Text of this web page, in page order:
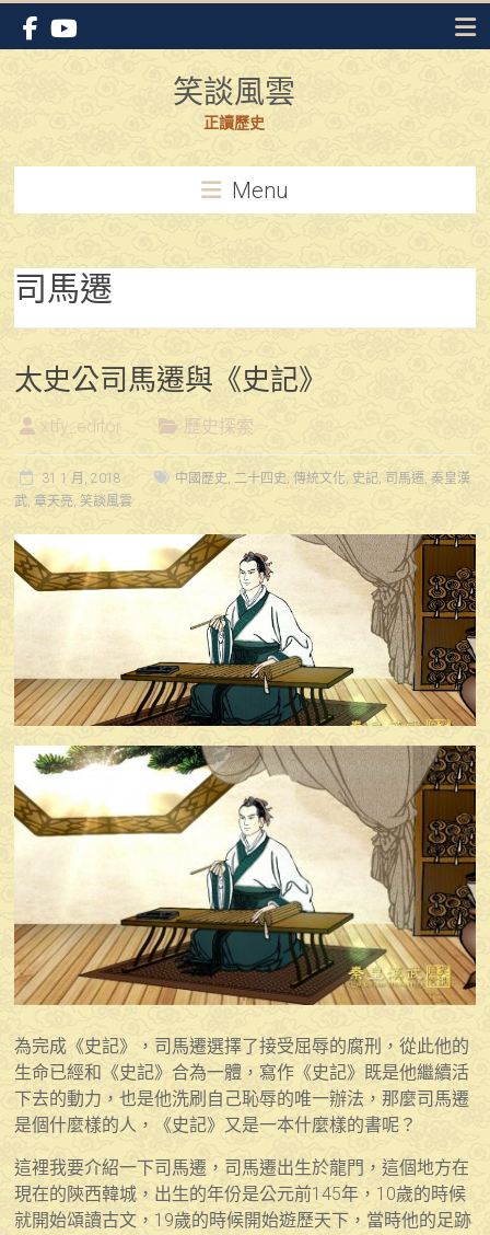
Skip
content
笑談風雲
正讀歷史
Menu
司馬遷
太史公司馬遷與《史記》
xtfy_editor 歷史探索
31 1 月, 2018 中國歷史,二十四史,傳統文化, 史記, 司馬遷,秦皇漢
武,章天亮, 笑談風雲
為完成《史記》，司馬遷選擇了接受屈辱的腐刑，從此他的
生命已經和《史記》合為一體，寫作《史記》既是他繼續活
下去的動力，也是他洗刷自己恥辱的唯一辦法，那麼司馬遷
是個什麼樣的人，《史記》又是一本什麼樣的書呢？
這裡我要介紹一下司馬遷，司馬遷出生於龍門，這個地方在
現在的陝西韓城，出生的年份是公元前145年，10歲的時候
就開始頌讀古文，19歲的時候開始遊歷天下，當時他的足跡